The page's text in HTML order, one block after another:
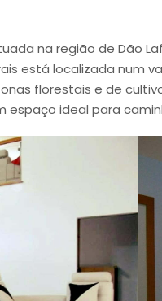
na região de Dão
está localizada num
florestais e de
espaço ideal para